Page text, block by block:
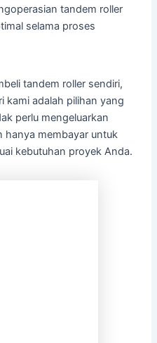
tandem roller
selama proses
tandem roller sendiri,
kami adalah pilihan yang
perlu mengeluarkan
hanya membayar untuk
kebutuhan proyek Anda.